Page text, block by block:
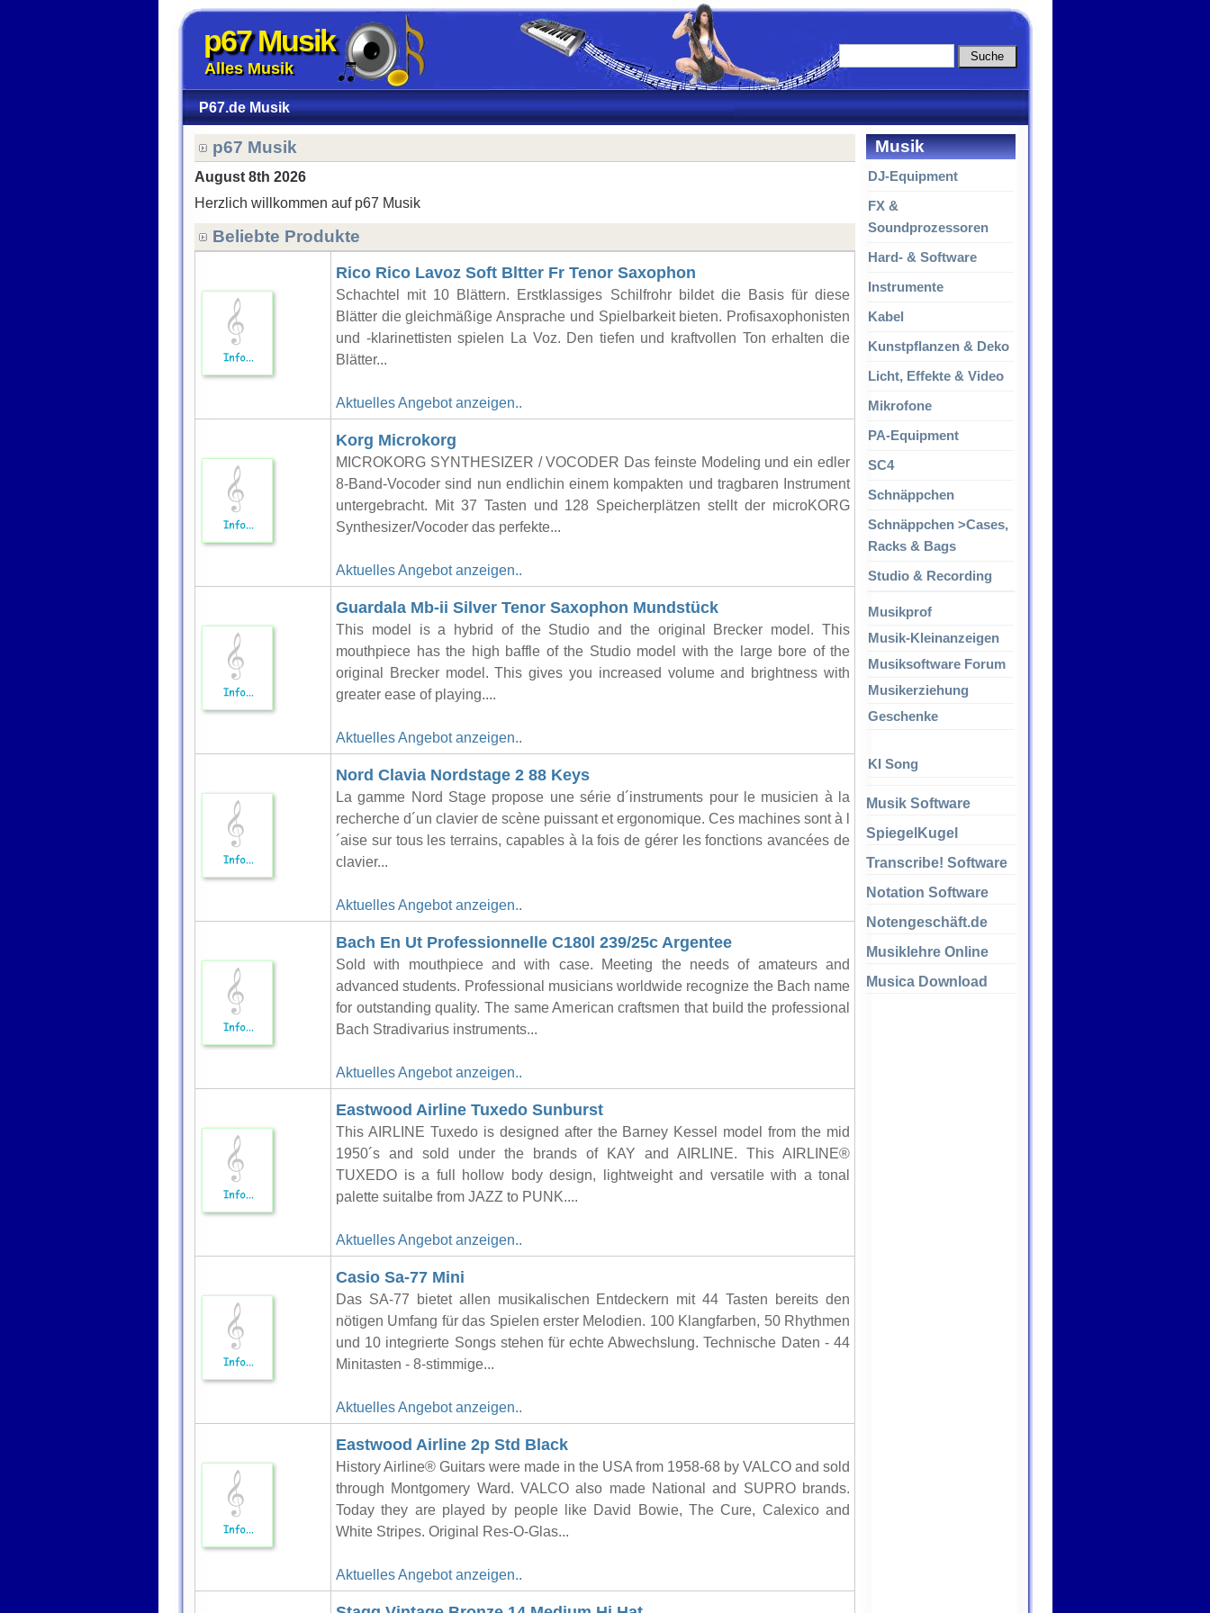
p67 Musik
Alles Musik
P67.de Musik
Musik
DJ-Equipment
FX &
Soundprozessoren
Hard- & Software
Instrumente
Kabel
Kunstpflanzen & Deko
Licht, Effekte & Video
Mikrofone
PA-Equipment
SC4
Schnäppchen
Schnäppchen >Cases,
Racks & Bags
Studio & Recording
Musikprof
Musik-Kleinanzeigen
Musiksoftware Forum
Musikerziehung
Geschenke
KI Song
Musik Software
SpiegelKugel
Transcribe! Software
Notation Software
Notengeschäft.de
Musiklehre Online
Musica Download
p67 Musik
August 8th 2026
Herzlich willkommen auf p67 Musik
Beliebte Produkte
Rico Rico Lavoz Soft Bltter Fr Tenor Saxophon
Schachtel mit 10 Blättern. Erstklassiges Schilfrohr bildet die Basis für diese
Blätter die gleichmäßige Ansprache und Spielbarkeit bieten. Profisaxophonisten
und -klarinettisten spielen La Voz. Den tiefen und kraftvollen Ton erhalten die
Blätter...
Aktuelles Angebot anzeigen..
Korg Microkorg
MICROKORG SYNTHESIZER / VOCODER Das feinste Modeling und ein edler
8-Band-Vocoder sind nun endlichin einem kom­pak­ten und tragbaren Instrument
untergebracht. Mit 37 Tasten und 128 Speicher­plätzen stellt der microKORG
Synthesizer/Vocoder das perfekte...
Aktuelles Angebot anzeigen..
Guardala Mb-ii Silver Tenor Saxophon Mundstück
This model is a hybrid of the Studio and the original Brecker model. This
mouthpiece has the high baffle of the Studio model with the large bore of the
original Brecker model. This gives you increased volume and brightness with
greater ease of playing....
Aktuelles Angebot anzeigen..
Nord Clavia Nordstage 2 88 Keys
La gamme Nord Stage propose une série d´instruments pour le musicien à la
recherche d´un clavier de scène puissant et ergonomique. Ces machines sont à l
´aise sur tous les terrains, capables à la fois de gérer les fonctions avancées de
clavier...
Aktuelles Angebot anzeigen..
Bach En Ut Professionnelle C180l 239/25c Argentee
Sold with mouthpiece and with case. Meeting the needs of amateurs and
advanced students. Professional musicians worldwide recognize the Bach name
for outstanding quality. The same American craftsmen that build the professional
Bach Stradivarius instruments...
Aktuelles Angebot anzeigen..
Eastwood Airline Tuxedo Sunburst
This AIRLINE Tuxedo is designed after the Barney Kessel model from the mid
1950´s and sold under the brands of KAY and AIRLINE. This AIRLINE®
TUXEDO is a full hollow body design, lightweight and versatile with a tonal
palette suitalbe from JAZZ to PUNK....
Aktuelles Angebot anzeigen..
Casio Sa-77 Mini
Das SA-77 bietet allen musikalischen Entdeckern mit 44 Tasten bereits den
nötigen Umfang für das Spielen erster Melodien. 100 Klangfarben, 50 Rhythmen
und 10 integrierte Songs stehen für echte Abwechslung. Technische Daten - 44
Minitasten - 8-stimmige...
Aktuelles Angebot anzeigen..
Eastwood Airline 2p Std Black
History Airline® Guitars were made in the USA from 1958-68 by VALCO and sold
through Montgomery Ward. VALCO also made National and SUPRO brands.
Today they are played by people like David Bowie, The Cure, Calexico and
White Stripes. Original Res-O-Glas...
Aktuelles Angebot anzeigen..